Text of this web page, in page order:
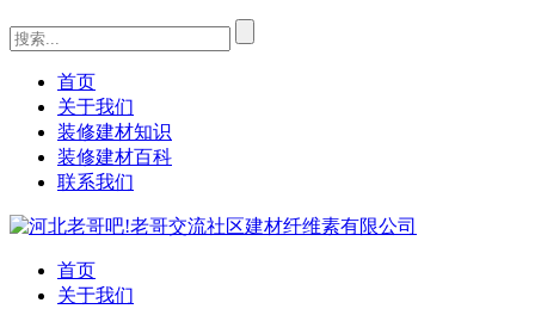
首页
关于我们
装修建材知识
装修建材百科
联系我们
首页
关于我们